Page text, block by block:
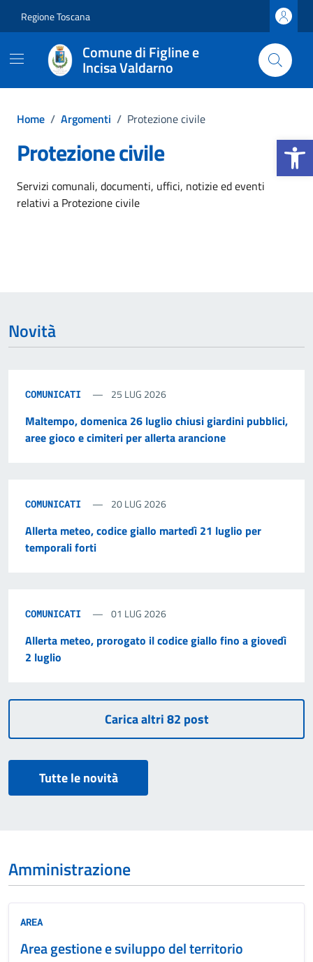
Apri la
Regione Toscana
Comune di Figline e
Incisa Valdarno
Home / Argomenti / Protezione civile
Protezione civile
Dettagli dell'argomento
Servizi comunali, documenti, uffici, notizie ed eventi
relativi a Protezione civile
Novità
COMUNICATI 25 LUG 2026
Maltempo, domenica 26 luglio chiusi giardini pubblici,
aree gioco e cimiteri per allerta arancione
COMUNICATI 20 LUG 2026
Allerta meteo, codice giallo martedì 21 luglio per
temporali forti
COMUNICATI 01 LUG 2026
Allerta meteo, prorogato il codice giallo fino a giovedì
2 luglio
Tutte le novità
Amministrazione
AREA
Area gestione e sviluppo del territorio